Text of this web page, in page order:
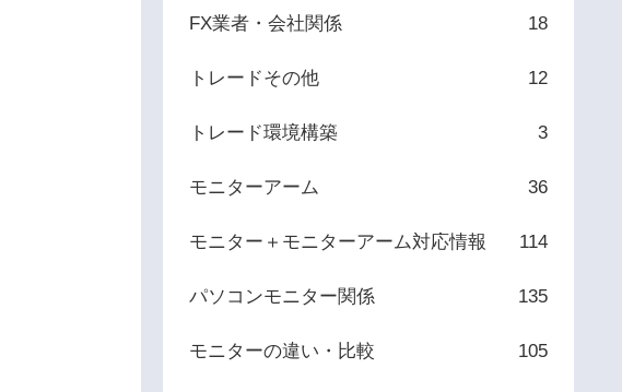
FX業者・会社関係 18
トレードその他 12
トレード環境構築 3
モニターアーム 36
モニター＋モニターアーム対応情報 114
パソコンモニター関係 135
モニターの違い・比較 105